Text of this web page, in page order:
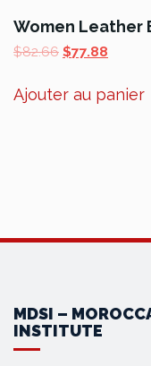
Women Leather
$82.66 Le
était :
$77.88
actuel
est :
Ajouter au panier
MDSI –
INSTITUTE